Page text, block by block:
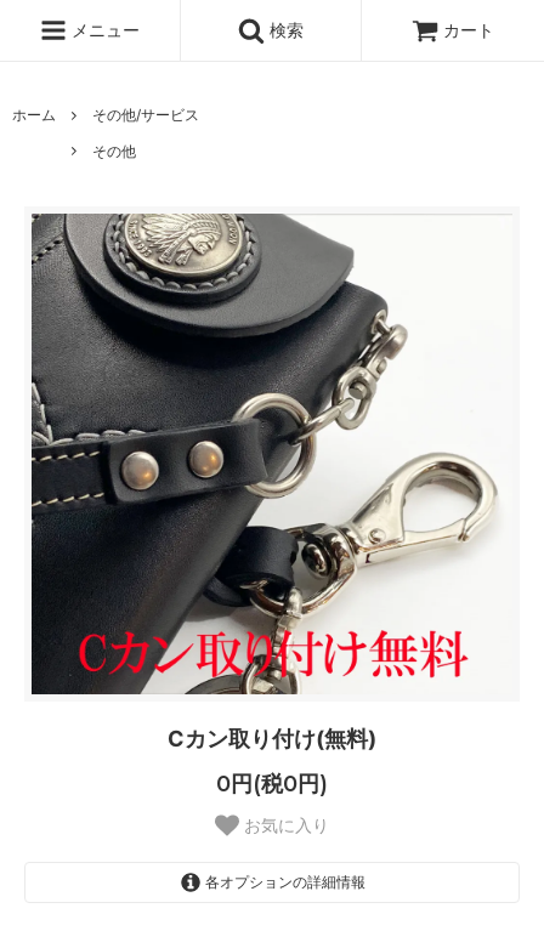
メニュー 検索 カート
ホーム
その他/サービス
その他
Cカン取り付け(無料)
0円(税0円)
お気に入り
各オプションの詳細情報